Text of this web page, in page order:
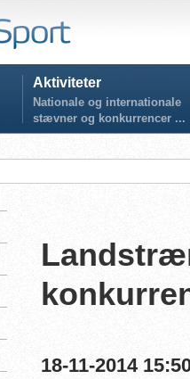
Aktiviteter
Nationale og internationale
stævner og konkurrencer ...
18-11-2014